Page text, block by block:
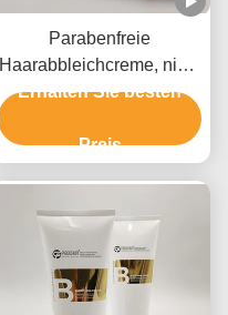
Parabenfreie
Haarabbleichcreme, nicht
irritierende
Erhalten Sie besten
Preis